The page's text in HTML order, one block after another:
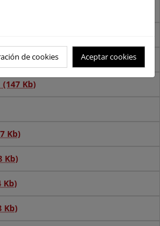
Kb)
Kb)
Kb)
Kb)
Kb)
de cookies Aceptar cookies